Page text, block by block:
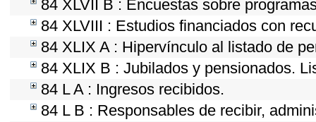
84 XLVII B : Encuestas sobre
84 XLVIII : Estudios financiados con
84 XLIX A : Hipervínculo al listado de
84 XLIX B : Jubilados y pensionados.
84 L A : Ingresos recibidos.
84 L B : Responsables de recibir,